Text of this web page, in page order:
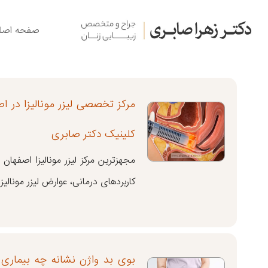
صفحه
مرکز تخصصی لیزر مونالیزا در
کلینیک دکتر صابری
مجهزترین مرکز لیزر مونالیزا
کاربردهای درمانی، عوارض لیزر
بوی بد واژن نشانه چه